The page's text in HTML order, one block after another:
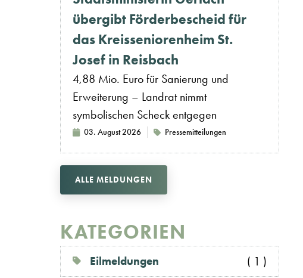
übergibt Förderbescheid für
das Kreisseniorenheim St.
Josef in Reisbach
4,88 Mio. Euro für Sanierung und
Erweiterung – Landrat nimmt
symbolischen Scheck entgegen
03. August 2026 Pressemitteilungen
ALLE MELDUNGEN
KATEGORIEN
Eilmeldungen ( 1 )